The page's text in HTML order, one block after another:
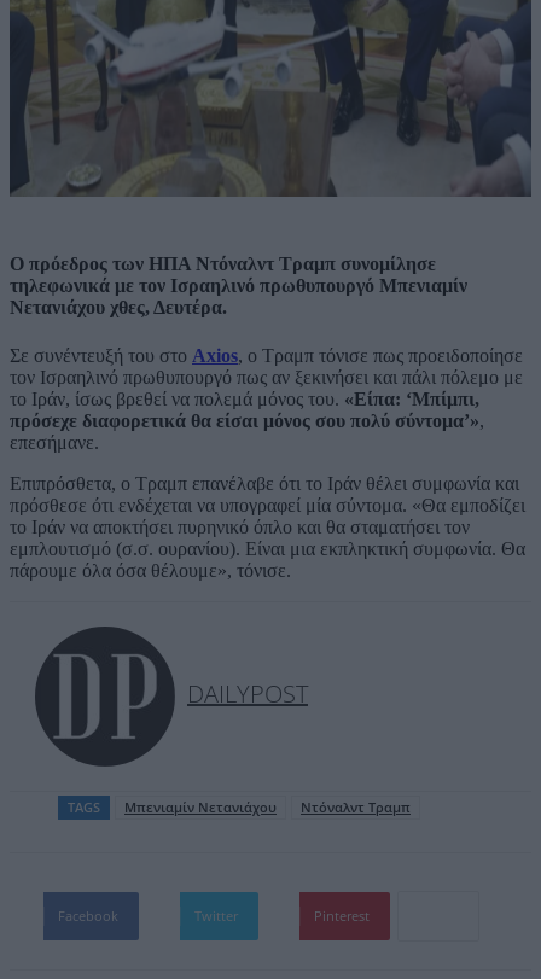
Ο πρόεδρος των ΗΠΑ Ντόναλντ Τραμπ συνομίλησε
τηλεφωνικά με τον Ισραηλινό πρωθυπουργό Μπενιαμίν
Νετανιάχου χθες, Δευτέρα.
Σε συνέντευξή του στο Axios, ο Τραμπ τόνισε πως προειδοποίησε
τον Ισραηλινό πρωθυπουργό πως αν ξεκινήσει και πάλι πόλεμο με
το Ιράν, ίσως βρεθεί να πολεμά μόνος του. «Είπα: ‘Μπίμπι,
πρόσεχε διαφορετικά θα είσαι μόνος σου πολύ σύντομα’»,
επεσήμανε.
Επιπρόσθετα, ο Τραμπ επανέλαβε ότι το Ιράν θέλει συμφωνία και
πρόσθεσε ότι ενδέχεται να υπογραφεί μία σύντομα. «Θα εμποδίζει
το Ιράν να αποκτήσει πυρηνικό όπλο και θα σταματήσει τον
εμπλουτισμό (σ.σ. ουρανίου). Είναι μια εκπληκτική συμφωνία. Θα
πάρουμε όλα όσα θέλουμε», τόνισε.
DAILYPOST
TAGS Μπενιαμίν Νετανιάχου Ντόναλντ Τραμπ
Facebook Twitter Pinterest